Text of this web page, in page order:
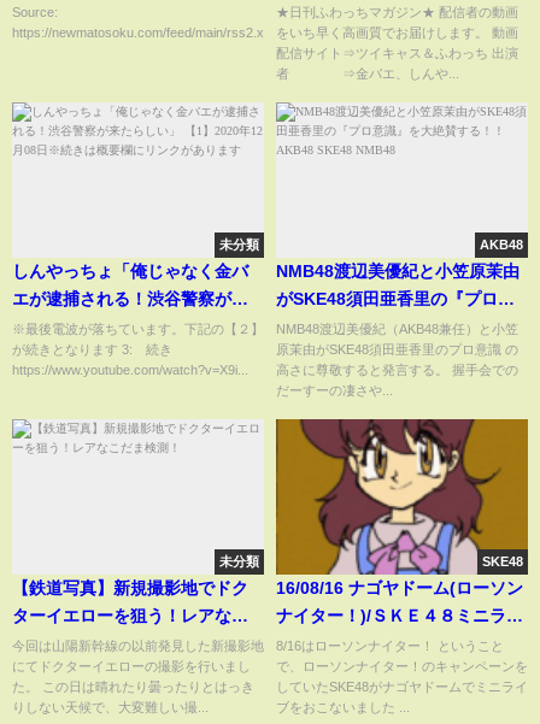
味・・・・
Source:
https://newmatosoku.com/feed/main/rss2.xml...
★日刊ふわっちマガジン★ 配信者の動画
をいち早く高画質でお届けします。 動画
配信サイト⇒ツイキャス＆ふわっち 出演
者 ⇒金バエ、しんや...
未分類
しんやっちょ「俺じゃなく金バ
エが逮捕される！渋谷警察が来
たらしい」 【1】2020年12月08
日※続きは概要欄にリンクがあ
ります
※最後電波が落ちています。下記の【２】
が続きとなります 3: 続き
https://www.youtube.com/watch?v=X9i...
AKB48
NMB48渡辺美優紀と小笠原茉由
がSKE48須田亜香里の『プロ意
識』を大絶賛する！！ AKB48
SKE48 NMB48
NMB48渡辺美優紀（AKB48兼任）と小笠
原茉由がSKE48須田亜香里のプロ意識 の
高さに尊敬すると発言する。 握手会での
だーすーの凄さや...
未分類
【鉄道写真】新規撮影地でドク
ターイエローを狙う！レアなこ
だま検測！
今回は山陽新幹線の以前発見した新撮影地
にてドクターイエローの撮影を行いまし
た。 この日は晴れたり曇ったりとはっき
りしない天候で、大変難しい撮...
SKE48
16/08/16 ナゴヤドーム(ローソン
ナイター！)/ＳＫＥ４８ミニライ
ブ
8/16はローソンナイター！ ということ
で、ローソンナイター！のキャンペーンを
していたSKE48がナゴヤドームでミニライ
ブをおこないました ...